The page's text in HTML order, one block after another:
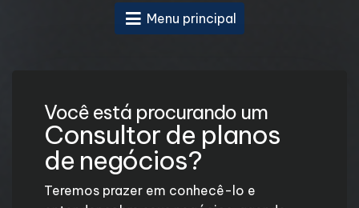
Menu principal
Você está procurando um
Consultor de planos
de negócios?
Teremos prazer em conhecê-lo e